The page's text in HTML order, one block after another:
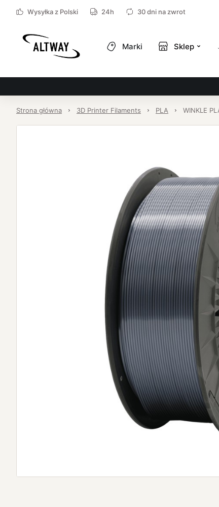
Wysyłka z Polski 24h 30 dni na zwrot
Marki Sklep
Strona główna 3D Printer Filaments PLA WINKLE